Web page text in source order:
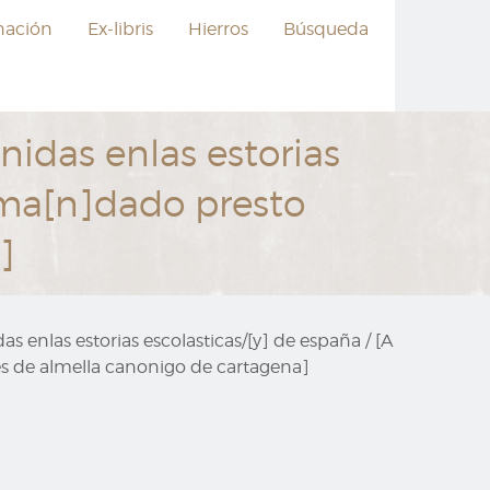
Ex-libris Hierros Búsqueda
enlas estorias
presto
enlas estorias escolasticas/[y] de españa / [A
almella canonigo de cartagena]